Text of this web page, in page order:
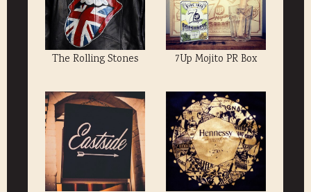
The Rolling Stones 7Up Mojito PR Box